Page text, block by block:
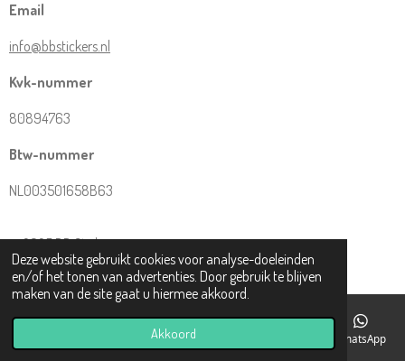
Deze website gebruikt cookies voor analyse-doeleinden
en/of het tonen van advertenties. Door gebruik te blijven
maken van de site gaat u hiermee akkoord.
Akkoord
Email
info@bbstickers.nl
Kvk-nummer
80894763
Btw-nummer
NL003501658B63
© 2025 BB Stickers
Powered byJouwWeb
Telefoonnummer WhatsApp